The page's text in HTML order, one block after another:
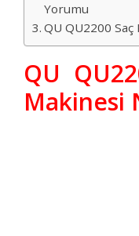
Yorumu
QU QU2200 Saç
QU
Makinesi